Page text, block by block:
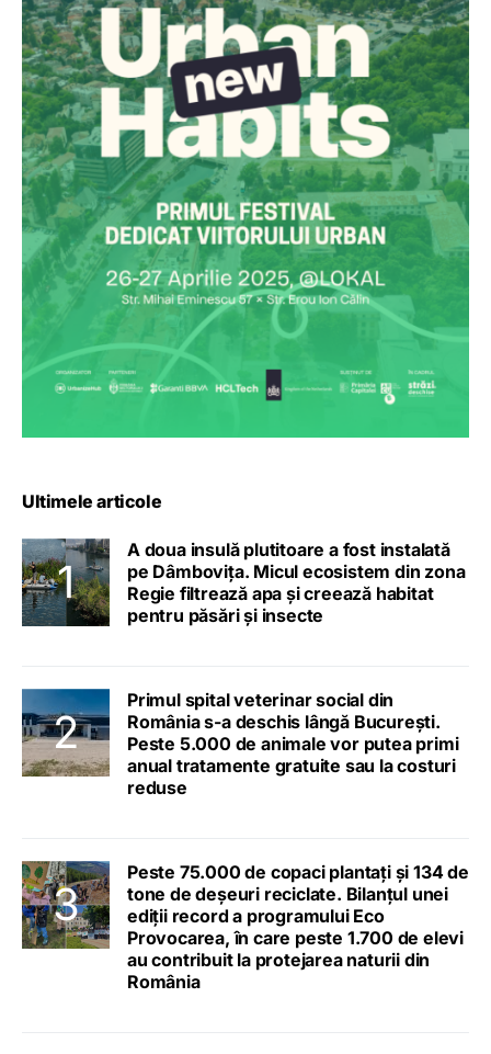
Ultimele articole
A doua insulă plutitoare a fost instalată
pe Dâmbovița. Micul ecosistem din zona
Regie filtrează apa și creează habitat
pentru păsări și insecte
Primul spital veterinar social din
România s-a deschis lângă București.
Peste 5.000 de animale vor putea primi
anual tratamente gratuite sau la costuri
reduse
Peste 75.000 de copaci plantați și 134 de
tone de deșeuri reciclate. Bilanțul unei
ediții record a programului Eco
Provocarea, în care peste 1.700 de elevi
au contribuit la protejarea naturii din
România